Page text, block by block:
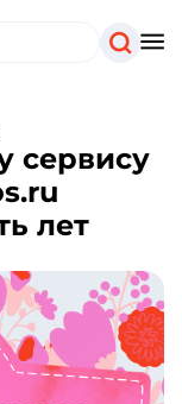
сервису
лет